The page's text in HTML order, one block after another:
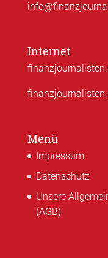
Internet
Menü
Impressum
Datenschutz
Unsere
(AGB)